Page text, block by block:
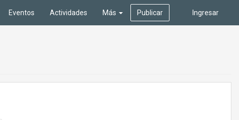
Ingresar
Eventos Actividades Más Publicar